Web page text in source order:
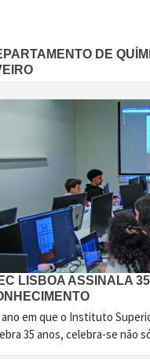
DE
LISBOA ASSINALA
em que o Instituto
35 anos, celebra-se não